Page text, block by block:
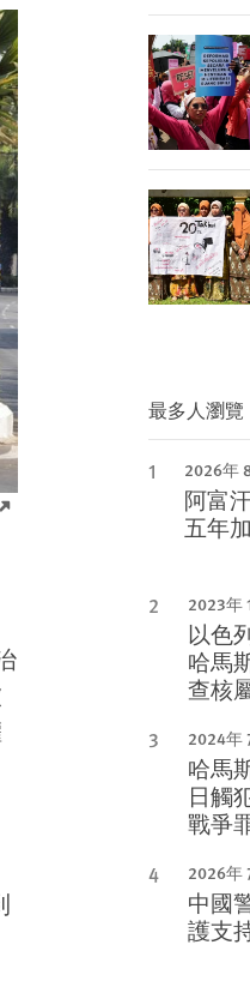
to expand Image
最多人瀏覽
2026年
阿富
五年
2023年
以色
哈馬
查核
2024年
哈馬
日觸
戰爭
2026年
中國
護支